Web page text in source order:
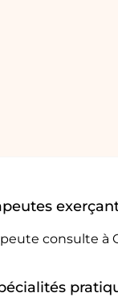
consulte à